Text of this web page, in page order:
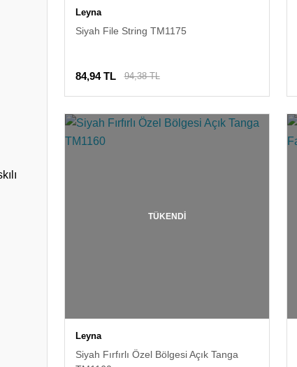
Leyna
Siyah File String TM1175
84,94 TL 94,38 TL
TÜKENDİ
Leyna
Siyah Fırfırlı Özel Bölgesi Açık Tanga